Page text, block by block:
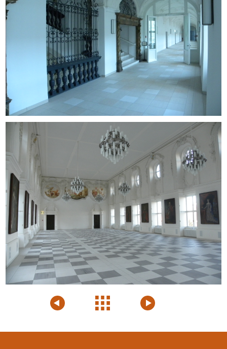
Voriges
Projektübersicht